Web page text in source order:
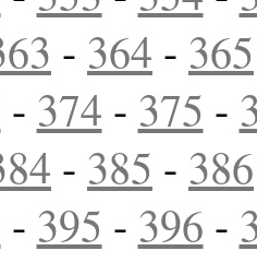
- 364 - 365
- 374 - 375 -
- 385 - 386
- 395 - 396 -